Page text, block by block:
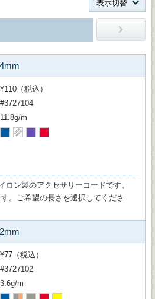
表示切替
¥110（税込）
#3727104
11.8g/m
ロン製のアクセサリーコードです。
。ご希望の長さを選択してくださ
¥77（税込）
#3727102
3.6g/m